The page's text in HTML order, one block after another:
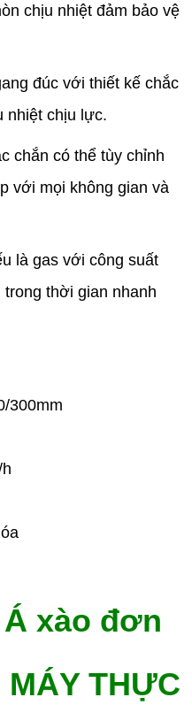
chịu nhiệt đảm bảo vệ
đúc với thiết kế chắc
nhiệt chịu lực.
chắn có thể tùy chỉnh
với mọi không gian và
là gas với công suất
thời gian nhanh
300mm
xào đơn
THỰC